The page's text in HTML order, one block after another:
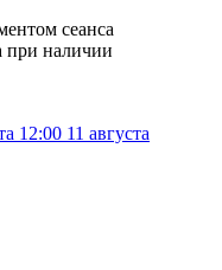
сеанса
при наличии
12:00 11 августа